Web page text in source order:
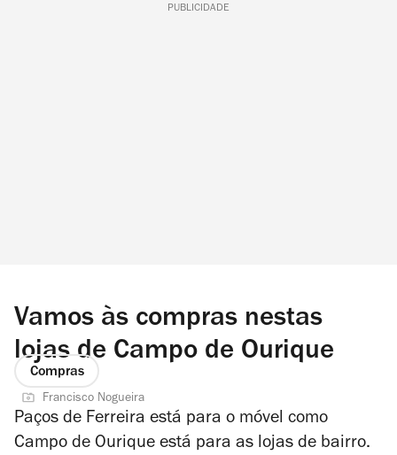
PUBLICIDADE
Vamos às compras nestas
lojas de Campo de Ourique
Compras
Francisco Nogueira
Paços de Ferreira está para o móvel como
Campo de Ourique está para as lojas de bairro.